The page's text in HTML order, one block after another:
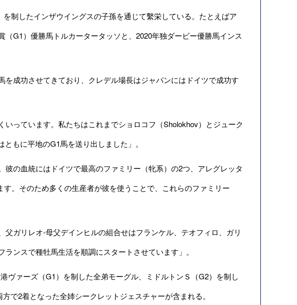
制したインザウイングスの子孫を通じて繫栄している。たとえばア
G1）優勝馬トルカータータッソと、2020年独ダービー優勝馬インス
成功させてきており、クレデル場長はジャパンにはドイツで成功す
っています。私たちはこれまでショロコフ（Sholokhov）とジューク
もに平地のG1馬を送り出しました」。
の血統にはドイツで最高のファミリー（牝系）の2つ、アレグレッタ
す。そのため多くの生産者が彼を使うことで、これらのファミリー
ガリレオ-母父デインヒルの組合せはフランケル、テオフィロ、ガリ
ンスで種牡馬生活を順調にスタートさせています」。
ァーズ（G1）を制した全弟モーグル、ミドルトンＳ（G2）を制し
2着となった全姉シークレットジェスチャーが含まれる。